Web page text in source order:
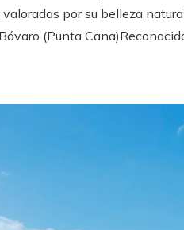
por su belleza
(Punta